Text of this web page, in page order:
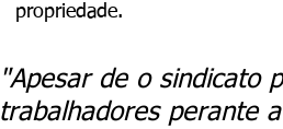
propriedade.
"Apesar de o sindicato
trabalhadores perante